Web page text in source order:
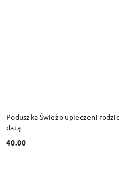
Poduszka Świeżo upieczeni
datą
Cena:
40.00